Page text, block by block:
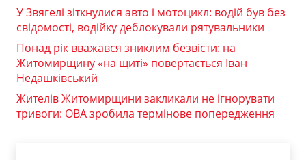
У Звягелі зіткнулися авто і мотоцикл: водій був без
свідомості, водійку деблокували рятувальники
Понад рік вважався зниклим безвісти: на
Житомирщину «на щиті» повертається Іван
Недашківський
Жителів Житомирщини закликали не ігнорувати
тривоги: ОВА зробила термінове попередження